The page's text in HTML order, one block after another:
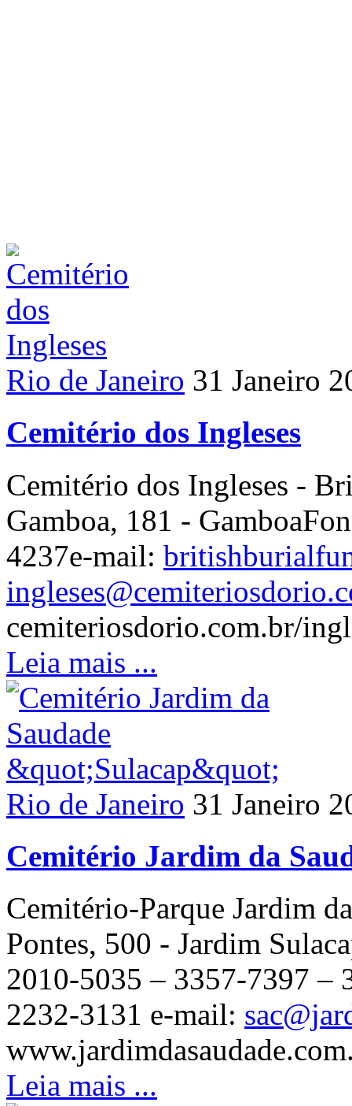
Rio de Janeiro 31 Janeiro
Cemitério dos Ingleses
Cemitério dos Ingleses -
Gamboa, 181 -
4237e-mail:
cemiteriosdorio.com.br/
Leia mais ...
Rio de Janeiro 31 Janeiro
Cemitério Jardim da
Cemitério-Parque Jardim
Pontes, 500 - Jardim
2010-5035 – 3357-7397 –
2232-3131 e-mail:
Leia mais ...